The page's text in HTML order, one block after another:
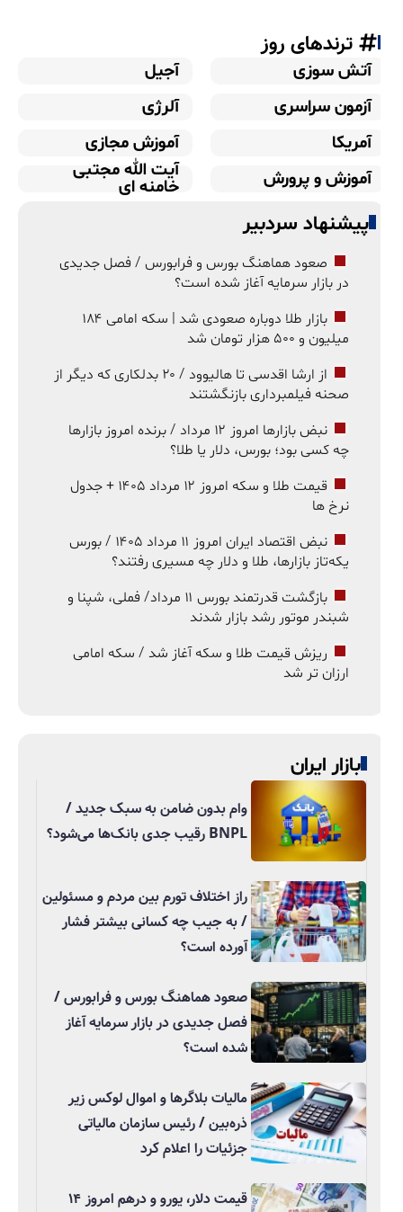
ترندهای روز
آتش سوزی
آجیل
آزمون سراسری
آلرژی
آمریکا
آموزش مجازی
آموزش و پرورش
آیت الله مجتبی
خامنه ای
پیشنهاد سردبیر
صعود هماهنگ بورس و فرابورس / فصل جدیدی
در بازار سرمایه آغاز شده است؟
بازار طلا دوباره صعودی شد | سکه امامی ۱۸۴
میلیون و ۵۰۰ هزار تومان شد
از ارشا اقدسی تا هالیوود / ۲۰ بدلکاری که دیگر از
صحنه فیلمبرداری بازنگشتند
نبض بازارها امروز ۱۲ مرداد / برنده امروز بازارها
چه کسی بود؛ بورس، دلار یا طلا؟
قیمت طلا و سکه امروز ۱۲ مرداد ۱۴۰۵ + جدول
نرخ ها
نبض اقتصاد ایران امروز ۱۱ مرداد ۱۴۰۵ / بورس
یکه‌تاز بازارها، طلا و دلار چه مسیری رفتند؟
بازگشت قدرتمند بورس ۱۱ مرداد/ فملی، شپنا و
شبندر موتور رشد بازار شدند
ریزش قیمت طلا و سکه آغاز شد / سکه امامی
ارزان تر شد
بازار ایران
وام بدون ضامن به سبک جدید /
BNPL رقیب جدی بانک‌ها می‌شود؟
راز اختلاف تورم بین مردم و مسئولین
/ به جیب چه کسانی بیشتر فشار
آورده است؟
صعود هماهنگ بورس و فرابورس /
فصل جدیدی در بازار سرمایه آغاز
شده است؟
مالیات بلاگرها و اموال لوکس زیر
ذره‌بین / رئیس سازمان مالیاتی
جزئیات را اعلام کرد
قیمت دلار، یورو و درهم امروز ۱۴